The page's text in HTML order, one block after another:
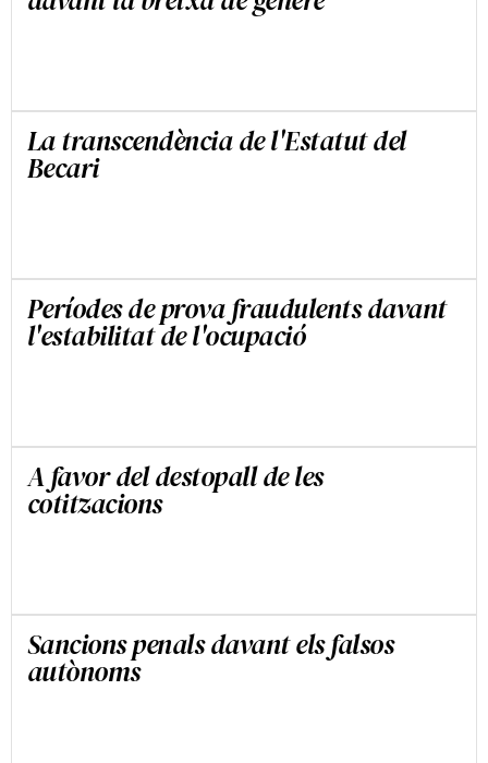
La transcendència de l'Estatut del
Becari
Períodes de prova fraudulents davant
l'estabilitat de l'ocupació
A favor del destopall de les
cotitzacions
Sancions penals davant els falsos
autònoms